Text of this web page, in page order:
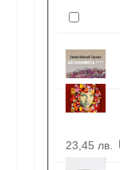
23,45 лв.